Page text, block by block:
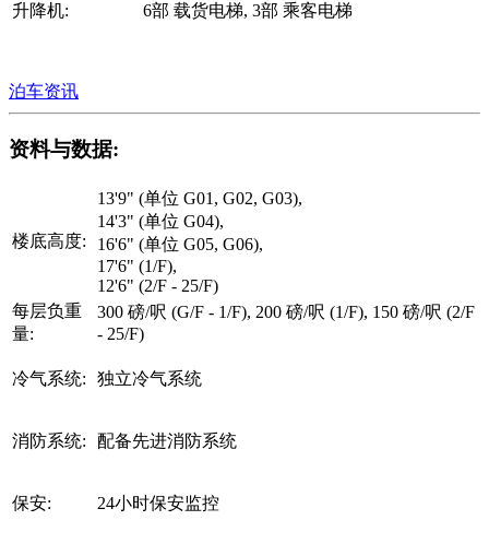
升降机:
6部 载货电梯, 3部 乘客电梯
泊车资讯
资料与数据:
楼底高度:
13'9" (单位 G01, G02, G03),
14'3" (单位 G04),
16'6" (单位 G05, G06),
17'6" (1/F),
12'6" (2/F - 25/F)
每层负重
量:
300 磅/呎 (G/F - 1/F), 200 磅/呎 (1/F), 150 磅/呎 (2/F
- 25/F)
冷气系统: 独立冷气系统
消防系统: 配备先进消防系统
保安: 24小时保安监控